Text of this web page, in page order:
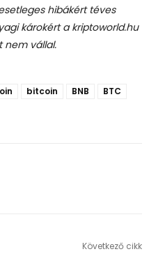
hibákért téves
károkért a kriptoworld.hu
nem vállal.
bitcoin BNB
BTC
Következő cikk